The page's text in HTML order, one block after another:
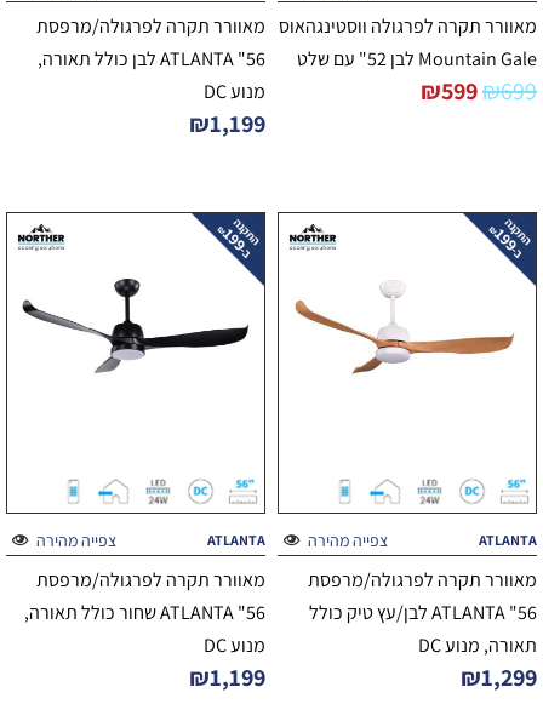
מאוורר תקרה לפרגולה ווסטינגהאוס
Mountain Gale לבן 52" עם שלט
₪699
₪599
מאוורר תקרה לפרגולה/מרפסת
56" ATLANTA לבן כולל תאורה,
מנוע DC
₪1,199
צפייה מהירה ATLANTA
מאוורר תקרה לפרגולה/מרפסת
56" ATLANTA לבן/עץ טיק כולל
תאורה, מנוע DC
₪1,299
צפייה מהירה ATLANTA
מאוורר תקרה לפרגולה/מרפסת
56" ATLANTA שחור כולל תאורה,
מנוע DC
₪1,199